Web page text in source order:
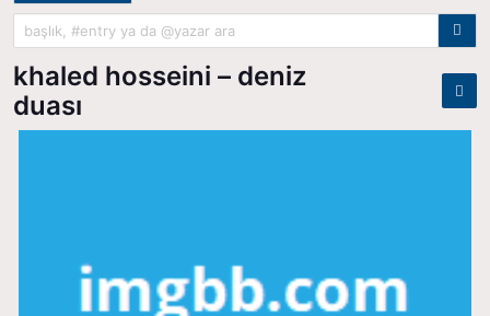
khaled hosseini – deniz
duası